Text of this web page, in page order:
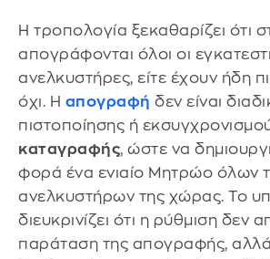
Η τροπολογία ξεκαθαρίζει ότι
απογράφονται όλοι οι
ανελκυστήρες, είτε έχουν ήδη
όχι. Η απογραφή δεν είναι
πιστοποίησης ή
καταγραφής, ώστε να
φορά ένα ενιαίο Μητρώο όλων
ανελκυστήρων της χώρας. Το
διευκρινίζει ότι η ρύθμιση δεν
παράταση της απογραφής, αλλά